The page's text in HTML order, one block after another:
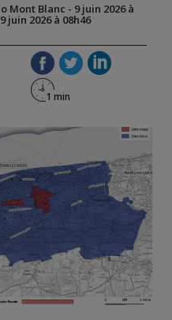
Mont Blanc - 9 juin 2026 à
juin 2026 à 08h46